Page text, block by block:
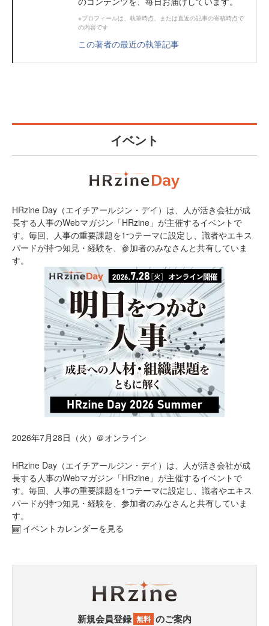
※プロフィールは、執筆時点、または直近の記事の寄稿時点で
の内容です
この著者の最近の執筆記事
イベント
HRzine Day（エイチアールジン・デイ）は、人が活き会社が成
長する人事のWebマガジン「HRzine」が主催するイベントで
す。毎回、人事の重要課題を1つテーマに設定し、識者やエキス
パードが持つ知見・経験を、参加者のみなさんと共有していま
す。
2026年7月28日（火）＠オンライン
HRzine Day（エイチアールジン・デイ）は、人が活き会社が成
長する人事のWebマガジン「HRzine」が主催するイベントで
す。毎回、人事の重要課題を1つテーマに設定し、識者やエキス
パードが持つ知見・経験を、参加者のみなさんと共有していま
す。
イベントカレンダーを見る
新規会員登録 無料 のご案内